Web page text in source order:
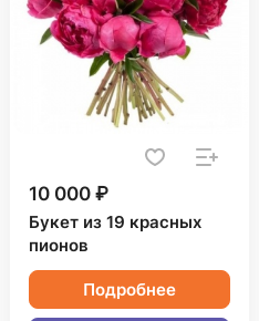
10 000 ₽
Букет из 19 красных
пионов
Подробнее